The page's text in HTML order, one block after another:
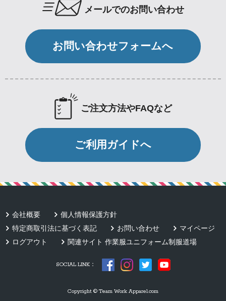
メールでのお問い合わせ
お問い合わせフォームへ
ご注文方法やFAQなど
ご利用ガイドへ
会社概要
個人情報保護方針
特定商取引法に基づく表記
お問い合わせ
マイページ
ログアウト
関連サイト 作業服ユニフォーム制服道場
SOCIAL LINK：
Copyright © Team Work Apparel.com